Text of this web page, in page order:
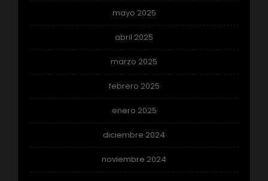
mayo 2025
abril 2025
marzo 2025
febrero 2025
enero 2025
diciembre 2024
noviembre 2024